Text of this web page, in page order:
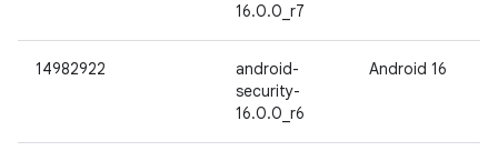
16.0.0_r7
14982922
android-
security-
16.0.0_r6
Android 16